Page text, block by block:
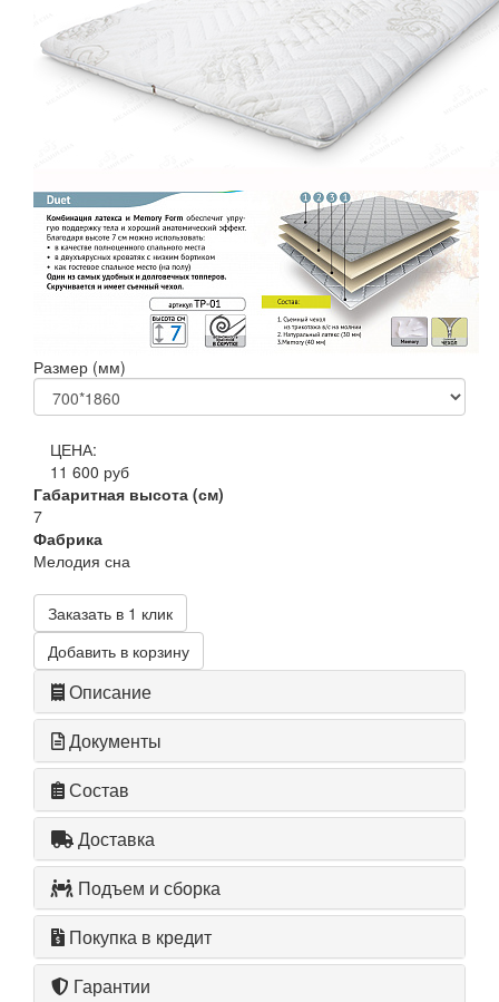
Размер (мм)
ЦЕНА:
11 600 руб
Габаритная высота (см)
7
Фабрика
Мелодия сна
Заказать в 1 клик
Добавить в корзину
Описание
Документы
Состав
Доставка
Подъем и сборка
Покупка в кредит
Гарантии